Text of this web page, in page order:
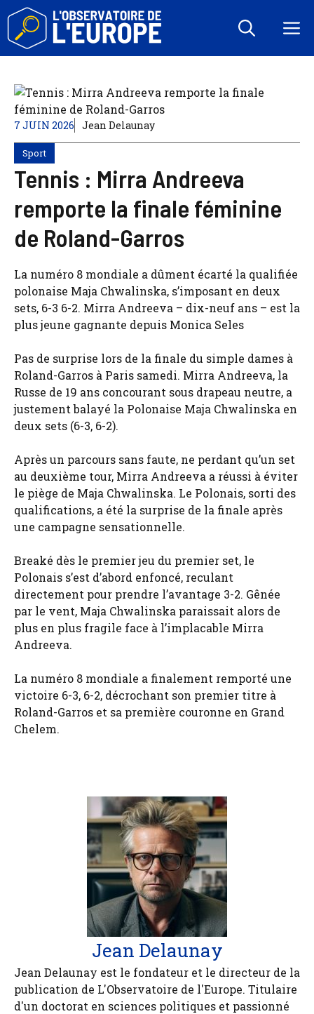
Aller
contenu
7 JUIN 2026 Jean Delaunay
Sport
Tennis : Mirra Andreeva
remporte la finale féminine
de Roland-Garros
La numéro 8 mondiale a dûment écarté la qualifiée
polonaise Maja Chwalinska, s’imposant en deux
sets, 6-3 6-2. Mirra Andreeva – dix-neuf ans – est la
plus jeune gagnante depuis Monica Seles
Pas de surprise lors de la finale du simple dames à
Roland-Garros à Paris samedi. Mirra Andreeva, la
Russe de 19 ans concourant sous drapeau neutre, a
justement balayé la Polonaise Maja Chwalinska en
deux sets (6-3, 6-2).
Après un parcours sans faute, ne perdant qu’un set
au deuxième tour, Mirra Andreeva a réussi à éviter
le piège de Maja Chwalinska. Le Polonais, sorti des
qualifications, a été la surprise de la finale après
une campagne sensationnelle.
Breaké dès le premier jeu du premier set, le
Polonais s’est d’abord enfoncé, reculant
directement pour prendre l’avantage 3-2. Gênée
par le vent, Maja Chwalinska paraissait alors de
plus en plus fragile face à l’implacable Mirra
Andreeva.
La numéro 8 mondiale a finalement remporté une
victoire 6-3, 6-2, décrochant son premier titre à
Roland-Garros et sa première couronne en Grand
Chelem.
Jean Delaunay
Jean Delaunay est le fondateur et le directeur de la
publication de L'Observatoire de l'Europe. Titulaire
d'un doctorat en sciences politiques et passionné